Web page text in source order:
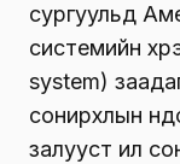
сургуульд
системийн
system)
сонирхлын
залууст илүү